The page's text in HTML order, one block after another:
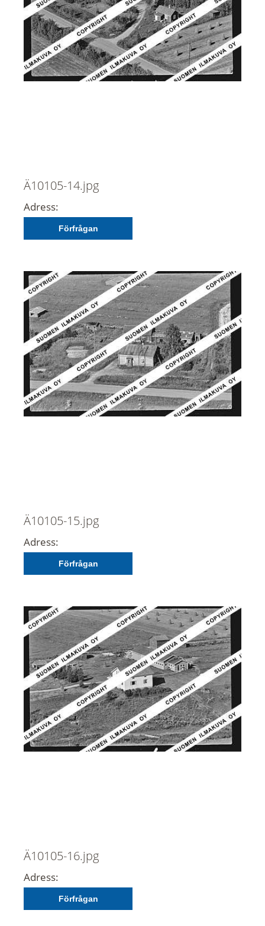
Ä10105-14.jpg
Adress:
Förfrågan
Ä10105-15.jpg
Adress:
Förfrågan
Ä10105-16.jpg
Adress:
Förfrågan